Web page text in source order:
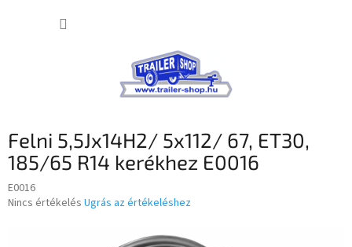
Felni 5,5Jx14H2/ 5x112/ 67, ET30,
185/65 R14 kerékhez E0016
E0016
A
Nincs értékelés Ugrás az értékeléshez